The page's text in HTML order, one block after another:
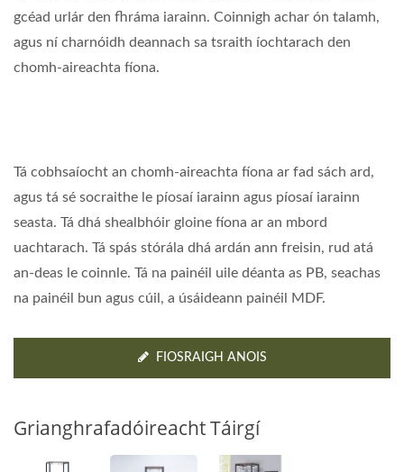
gcéad urlár den fhráma iarainn. Coinnigh achar ón talamh,
agus ní charnóidh deannach sa tsraith íochtarach den
chomh-aireachta fíona.
Tá cobhsaíocht an chomh-aireachta fíona ar fad sách ard,
agus tá sé socraithe le píosaí iarainn agus píosaí iarainn
seasta. Tá dhá shealbhóir gloine fíona ar an mbord
uachtarach. Tá spás stórála dhá ardán ann freisin, rud atá
an-deas le coinnle. Tá na painéil uile déanta as PB, seachas
na painéil bun agus cúil, a úsáideann painéil MDF.
FIOSRAIGH ANOIS
Grianghrafadóireacht Táirgí